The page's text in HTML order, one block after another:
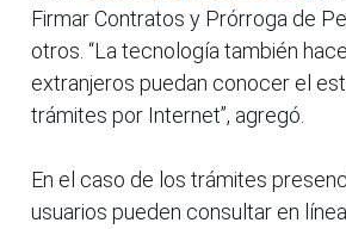
Firmar Contratos y Prórroga de
otros. “La tecnología también
extranjeros puedan conocer el
trámites por Internet”, agregó.
En el caso de los trámites
usuarios pueden consultar en